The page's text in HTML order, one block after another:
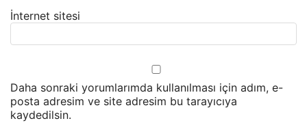
İnternet sitesi
Daha sonraki yorumlarımda kullanılması için adım, e-
posta adresim ve site adresim bu tarayıcıya
kaydedilsin.